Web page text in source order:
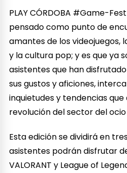
PLAY CÓRDOBA #Game-
pensado como punto de
amantes de los videojuegos,
y la cultura pop; y es que ya
asistentes que han
sus gustos y aficiones,
inquietudes y tendencias
revolución del sector del
Esta edición se dividirá en
asistentes podrán disfrutar
VALORANT y League of